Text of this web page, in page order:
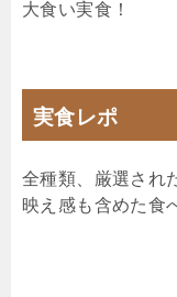
大食い実食！
実食レポ
全種類、厳選され
映え感も含めた食